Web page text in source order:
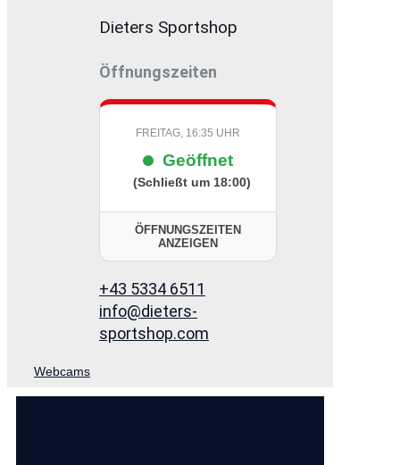
Dieters Sportshop
Öffnungszeiten
FREITAG, 16:35 UHR
Geöffnet
(Schließt um 18:00)
ÖFFNUNGSZEITEN
ANZEIGEN
+43 5334 6511
info@dieters-
sportshop.com
Webcams